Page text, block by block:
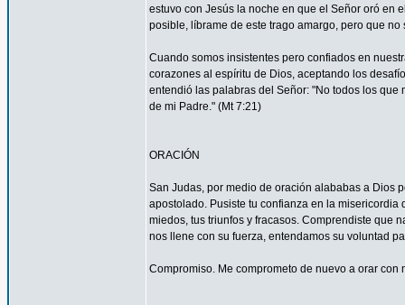
estuvo con Jesús la noche en que el Señor oró en
posible, líbrame de este trago amargo, pero que
Cuando somos insistentes pero confiados en
corazones al espíritu de Dios, aceptando los
entendió las palabras del Señor: "No todos los
de mi Padre." (Mt 7:21)
ORACIÓN
San Judas, por medio de oración alababas a Dios
apostolado. Pusiste tu confianza en la
miedos, tus triunfos y fracasos. Comprendiste que
nos llene con su fuerza, entendamos su voluntad
Compromiso. Me comprometo de nuevo a orar